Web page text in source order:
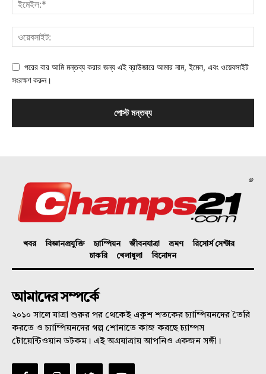
পরের বার আমি মন্তব্য করার জন্য এই ব্রাউজারে আমার নাম, ইমেল, এবং ওয়েবসাইট
সংরক্ষণ করুন।
©
খবর বিজ্ঞানপ্রযুক্তি চ্যাম্পিয়ন জীবনযাত্রা ভ্রমণ
রিসোর্স সেন্টার
চাকরি
খেলাধুলা বিনোদন
আমাদের সম্পর্কে
২০১০ সালে যাত্রা শুরুর পর থেকেই একুশ শতকের চ্যাম্পিয়নদের তৈরি
করতে ও চ্যাম্পিয়নদের গল্প শোনাতে কাজ করছে চ্যাম্পস
টোয়েন্টিওয়ান ডটকম। এই অগ্রযাত্রায় আপনিও একজন সঙ্গী।